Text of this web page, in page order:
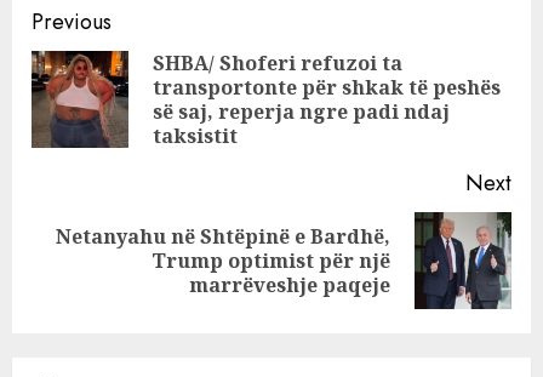
Shehu
paralajmëron
shenjat: Kujdes
me vendimet!
Continue
Reading
Previous
SHBA/ Shoferi refuzoi ta
transportonte për shkak të peshës
së saj, reperja ngre padi ndaj
taksistit
Next
Next
Netanyahu në Shtëpinë e Bardhë,
Trump optimist për një
marrëveshje paqeje